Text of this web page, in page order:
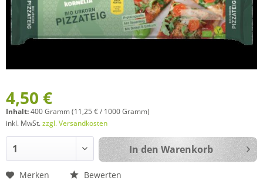
4,50 €
Inhalt:400 Gramm (11,25 € / 1000 Gramm)
inkl. MwSt.zzgl. Versandkosten
In den Warenkorb
Merken Bewerten